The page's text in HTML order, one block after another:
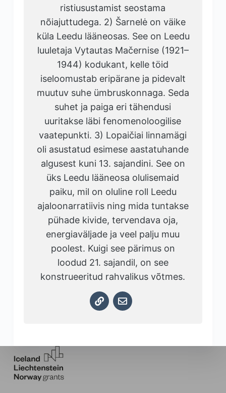
ristiusustamist seostama
nõiajuttudega. 2) Šarnelė on väike
küla Leedu lääneosas. See on Leedu
luuletaja Vytautas Mačernise (1921–
1944) kodukant, kelle töid
iseloomustab eripärane ja pidevalt
muutuv suhe ümbruskonnaga. Seda
suhet ja paiga eri tähendusi
uuritakse läbi fenomenoloogilise
vaatepunkti. 3) Lopaičiai linnamägi
oli asustatud esimese aastatuhande
algusest kuni 13. sajandini. See on
üks Leedu lääneosa olulisemaid
paiku, mil on oluline roll Leedu
ajaloonarratiivis ning mida tuntakse
pühade kivide, tervendava oja,
energiaväljade ja veel palju muu
poolest. Kuigi see pärimus on
loodud 21. sajandil, on see
konstrueeritud rahvalikus võtmes.